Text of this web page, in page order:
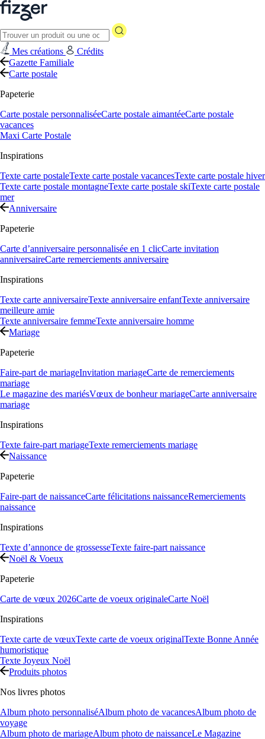
Mes créations
Crédits
Gazette Familiale
Carte postale
Papeterie
Carte postale personnaliséeCarte postale aimantéeCarte postale
vacances
Maxi Carte Postale
Inspirations
Texte carte postaleTexte carte postale vacancesTexte carte postale hiver
Texte carte postale montagneTexte carte postale skiTexte carte postale
mer
Anniversaire
Papeterie
Carte d’anniversaire personnalisée en 1 clicCarte invitation
anniversaireCarte remerciements anniversaire
Inspirations
Texte carte anniversaireTexte anniversaire enfantTexte anniversaire
meilleure amie
Texte anniversaire femmeTexte anniversaire homme
Mariage
Papeterie
Faire-part de mariageInvitation mariageCarte de remerciements
mariage
Le magazine des mariésVœux de bonheur mariageCarte anniversaire
mariage
Inspirations
Texte faire-part mariageTexte remerciements mariage
Naissance
Papeterie
Faire-part de naissanceCarte félicitations naissanceRemerciements
naissance
Inspirations
Texte d’annonce de grossesseTexte faire-part naissance
Noël & Voeux
Papeterie
Carte de vœux 2026Carte de voeux originaleCarte Noël
Inspirations
Texte carte de vœuxTexte carte de voeux originalTexte Bonne Année
humoristique
Texte Joyeux Noël
Produits photos
Nos livres photos
Album photo personnaliséAlbum photo de vacancesAlbum photo de
voyage
Album photo de mariageAlbum photo de naissanceLe Magazine